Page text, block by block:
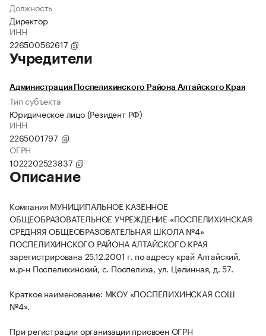
Должность
Директор
ИНН
226500562617
Учредители
Администрация Поспелихинского Района Алтайского Края
Тип субъекта
Юридическое лицо (Резидент РФ)
ИНН
2265001797
ОГРН
1022202523837
Описание
Компания МУНИЦИПАЛЬНОЕ КАЗЁННОЕ
ОБЩЕОБРАЗОВАТЕЛЬНОЕ УЧРЕЖДЕНИЕ «ПОСПЕЛИХИНСКАЯ
СРЕДНЯЯ ОБЩЕОБРАЗОВАТЕЛЬНАЯ ШКОЛА №4»
ПОСПЕЛИХИНСКОГО РАЙОНА АЛТАЙСКОГО КРАЯ
зарегистрирована 25.12.2001 г. по адресу край Алтайский,
м.р-н Поспелихинский, с. Поспелиха, ул. Целинная, д. 57.
Краткое наименование: МКОУ «ПОСПЕЛИХИНСКАЯ СОШ
№4».
При регистрации организации присвоен ОГРН